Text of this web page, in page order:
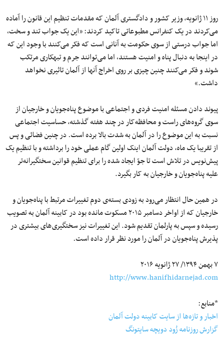
روز ۱۱ ژانویه، وزیر کشور و دادگستری آلمان که مقدمات تنظیم این قانون را آماده
می‌کردند در یک کنفرانس مطبوعاتی تاکید کردند: «این یک جواب تند و سخت،
اما جواب درستی از سوی حکومت به آنانی است که فکر می‌کنند با وجود این که
در اینجا به دنبال پناه و امنیت هستند، اما می‌توانند جرم و تبهکاری مرتکب
شوند و فکر می‌کنند چنین چیزی بر روی اخراج آنها از آلمان تاثیری نخواهد
داشت.»
پیوند دادن مسئله امنیت فردی و اجتماعی با موضوع پناه‌جویان و خارجیان از
سوی گروه‌های راست و محافظه‌کار در چند هفته گذشته، حساسیت اجتماعی
نسبت به این موضوع را در آلمان به شدت بالا برده است. در چنین فضائی و پس
از تقریبا یک ماه، دولت آلمان اینک اولین گام عملی خود را برداشته و با تنظیم یک
پیش‌نویس در تلاش است تا جوّ ایجاد شده را برای تنظیم قوانین سختگیرانه‌تر
علیه پناه‌جویان و خارجیان به کار بگیرد.
در همین حال انتظار می‌رود به زودی بسته‌ی دوم تغییرات مرتبط با پناه‌جویان و
خارجیان که از اواخر دسامبر ۲۰۱۵ مسکوت مانده بود در کابینه آلمان به تصویب
رسیده و سپس به پارلمان تقدیم شود. این تغییرات نیز سختگیری‌های بیشتری در
پذیرش پناه‌جویان در آلمان را مورد نظر قرار داده است.
۷ بهمن ۱۳۹۴/ ۲۷ ژانویه ۲۰۱۶
http://www.hanifhidarnejad.com
*منابع:
اخبار و تازه‌ها از سایت کابینه دولت آلمان
گزارش روزنامه زُود دویچه سایتونگ